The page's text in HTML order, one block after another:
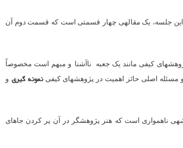
جلسه، یک مقاله­ی چهار قسمتی است که قسمت دوم آن
کیفی مانند یک جعبه­ ناآشنا و مبهم است مخصوصاً
مسئله­ اصلی حائز اهمیت در پژوهش­های کیفینمونه­ گیری و
ناهمواری است که هنر پژوهشگر در آن پر کردن جاهای